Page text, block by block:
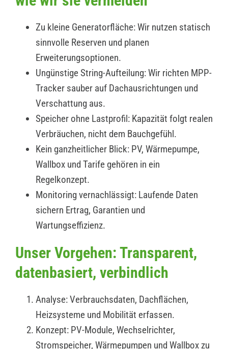
Zu kleine Generatorfläche: Wir nutzen statisch
sinnvolle Reserven und planen
Erweiterungsoptionen.
Ungünstige String-Aufteilung: Wir richten MPP-
Tracker sauber auf Dachausrichtungen und
Verschattung aus.
Speicher ohne Lastprofil: Kapazität folgt realen
Verbräuchen, nicht dem Bauchgefühl.
Kein ganzheitlicher Blick: PV, Wärmepumpe,
Wallbox und Tarife gehören in ein
Regelkonzept.
Monitoring vernachlässigt: Laufende Daten
sichern Ertrag, Garantien und
Wartungseffizienz.
Unser Vorgehen: Transparent,
datenbasiert, verbindlich
Analyse: Verbrauchsdaten, Dachflächen,
Heizsysteme und Mobilität erfassen.
Konzept: PV-Module, Wechselrichter,
Stromspeicher, Wärmepumpen und Wallbox zu